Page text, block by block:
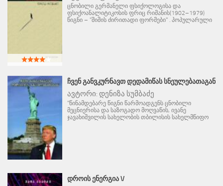
ცნობილი გერმანელი ფსიქოლოგისა და
ფსიქოანალიტიკოსის ფრიც რიმანის(1902–1979)
წიგნი – "შიშის ძირითადი ფორმები" . პოპულარული
ᲩᲕᲔᲜ ᲒᲐᲜᲕᲙᲣᲠᲜᲐᲕᲗ ᲓᲔᲓᲐᲛᲘᲬᲐᲡ ᲡᲜᲔᲣᲚᲔᲑᲐᲗᲐᲒᲐᲜ
ავტორი: დენიზა სუმბაძე
"წინამდებარე წიგნი წარმოადგენს ცნობილი
მეცნიერისა და საზოგადო მოღვაწის, ივანე
ჯავახიშვილის სახელობის თბილისის სახელმწიფო
ᲓᲠᲝᲘᲡ ᲔᲜᲔᲠᲒᲘᲐ V